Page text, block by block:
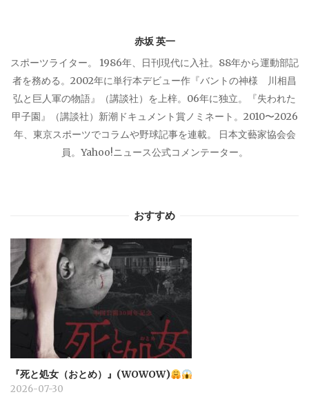
ン
赤坂 英一
スポーツライター。 1986年、日刊現代に入社。88年から運動部記
者を務める。2002年に単行本デビュー作『バントの神様 川相昌
弘と巨人軍の物語』（講談社）を上梓。06年に独立。『失われた
甲子園』（講談社）新潮ドキュメント賞ノミネート。2010〜2026
年、東京スポーツでコラムや野球記事を連載。 日本文藝家協会会
員。Yahoo!ニュース公式コメンテーター。
おすすめ
『死と処女（おとめ）』(WOWOW)
2026-07-30